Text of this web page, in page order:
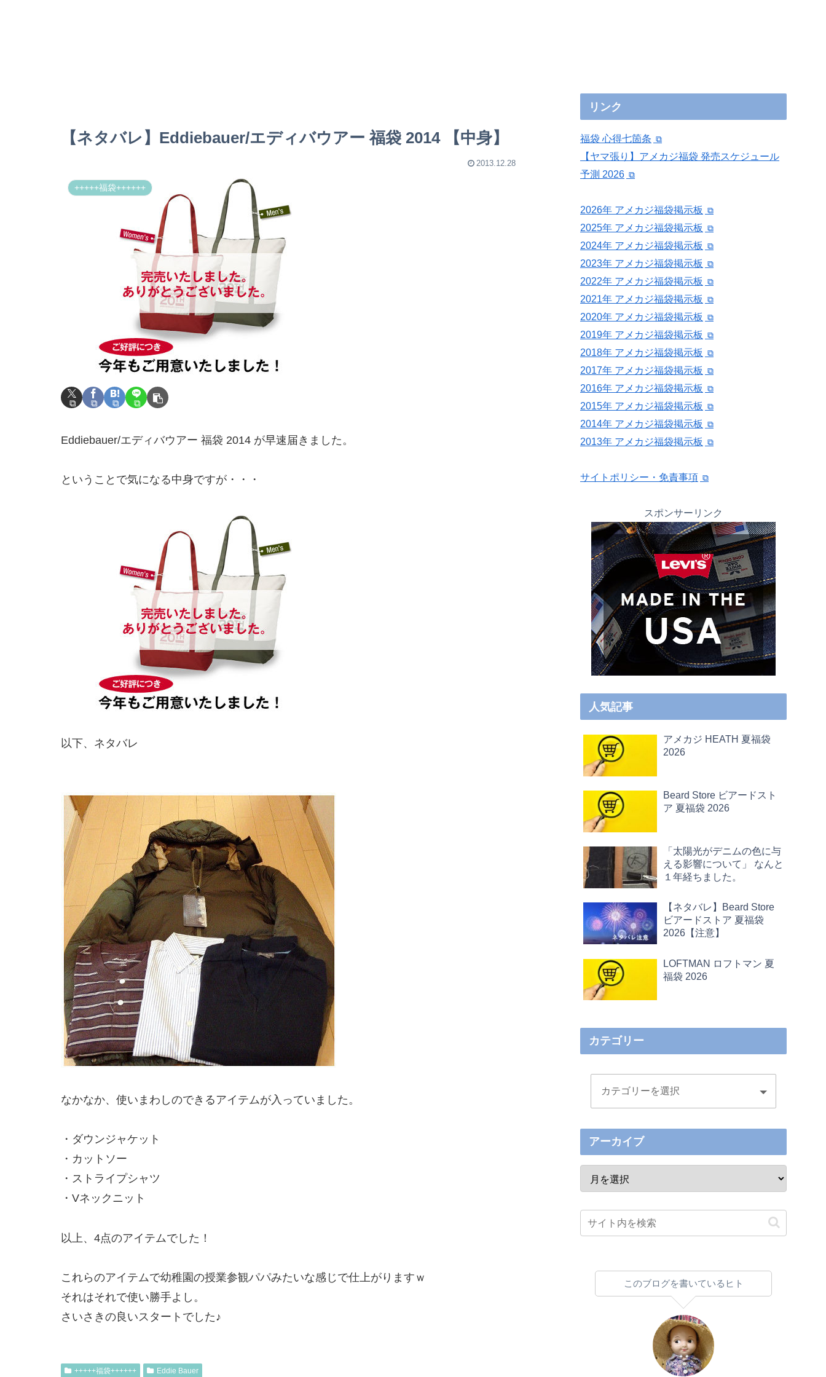
【ネタバレ】Eddiebauer/エディバウアー 福袋 2014 【中身】
2013.12.28
+++++福袋++++++
Eddiebauer/エディバウアー 福袋 2014 が早速届きました。
ということで気になる中身ですが・・・
以下、ネタバレ
なかなか、使いまわしのできるアイテムが入っていました。
・ダウンジャケット
・カットソー
・ストライプシャツ
・Vネックニット
以上、4点のアイテムでした！
これらのアイテムで幼稚園の授業参観パパみたいな感じで仕上がりますｗ
それはそれで使い勝手よし。
さいさきの良いスタートでした♪
+++++福袋++++++ Eddie Bauer
リンク
福袋 心得七箇条
【ヤマ張り】アメカジ福袋 発売スケジュール
予測 2026
2026年 アメカジ福袋掲示板
2025年 アメカジ福袋掲示板
2024年 アメカジ福袋掲示板
2023年 アメカジ福袋掲示板
2022年 アメカジ福袋掲示板
2021年 アメカジ福袋掲示板
2020年 アメカジ福袋掲示板
2019年 アメカジ福袋掲示板
2018年 アメカジ福袋掲示板
2017年 アメカジ福袋掲示板
2016年 アメカジ福袋掲示板
2015年 アメカジ福袋掲示板
2014年 アメカジ福袋掲示板
2013年 アメカジ福袋掲示板
サイトポリシー・免責事項
スポンサーリンク
人気記事
アメカジ HEATH 夏福袋
2026
Beard Store ビアードスト
ア 夏福袋 2026
「太陽光がデニムの色に与
える影響について」 なんと
１年経ちました。
【ネタバレ】Beard Store
ビアードストア 夏福袋
2026【注意】
LOFTMAN ロフトマン 夏
福袋 2026
カテゴリー
アーカイブ
このブログを書いているヒト